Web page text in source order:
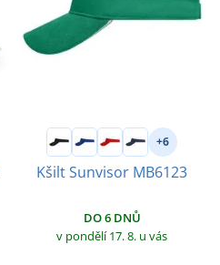
+6
Kšilt Sunvisor MB6123
DO 6 DNŮ
v pondělí 17. 8. u vás